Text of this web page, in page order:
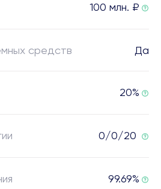
100 млн. ₽
средств Да
20%
0/0/20
99.69%